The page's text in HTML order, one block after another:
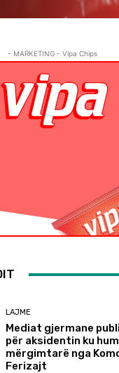
- MARKETING - Vipa Chips
LAJME
Mediat gjermane
për aksidentin ku
mërgimtarë nga
Ferizajt